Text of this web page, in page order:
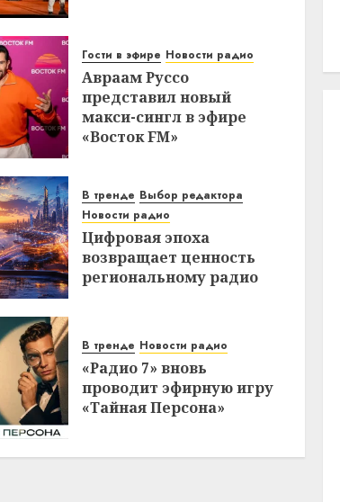
Гости в эфире Новости радио
Авраам Руссо
представил новый
макси-сингл в эфире
«Восток FM»
В тренде Выбор редактора
Новости радио
Цифровая эпоха
возвращает ценность
региональному радио
В тренде Новости радио
«Радио 7» вновь
проводит эфирную игру
«Тайная Персона»